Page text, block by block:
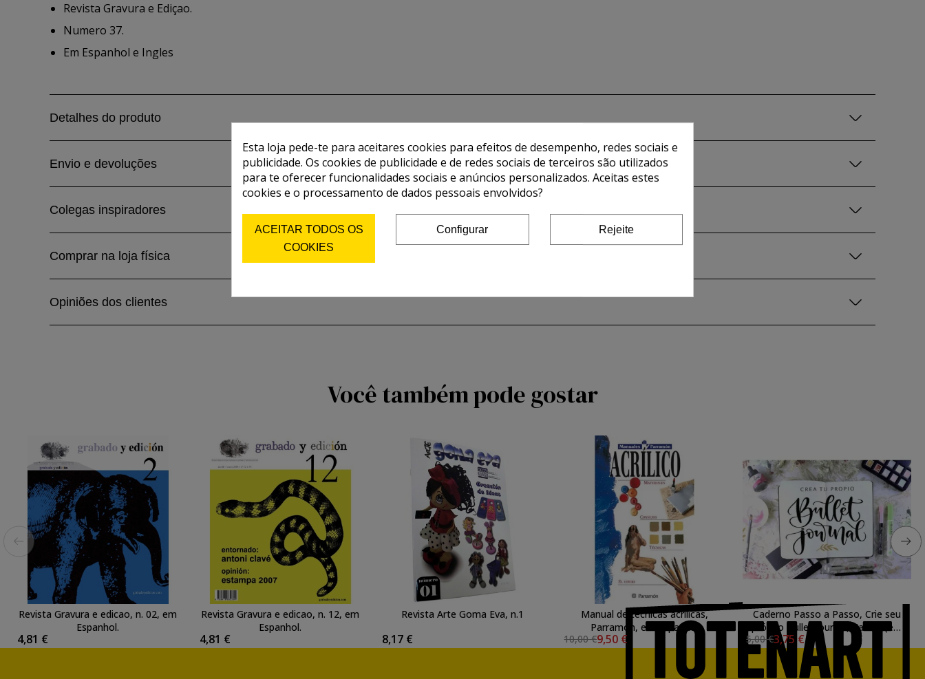
Revista Gravura e Ediçao.
Numero 37.
Em Espanhol e Ingles
Detalhes do produto
Envio e devoluções
Colegas inspiradores
Comprar na loja física
Opiniões dos clientes
Você também pode gostar
Revista Gravura e edicao, n. 02, em
Espanhol.
4,81 €
Revista Gravura e edicao, n. 12, em
Espanhol.
4,81 €
Revista Arte Goma Eva, n.1
8,17 €
Manual de técnicas acrílicas,
Parramon, em Espanhol
10,00 €9,50 €
Caderno Passo a Passo, Crie seu
próprio Bullet Journal, Talens (em
espanhol)
5,00 €3,75 €
Esta loja pede-te para aceitares cookies para efeitos de desempenho, redes sociais e
publicidade. Os cookies de publicidade e de redes sociais de terceiros são utilizados
para te oferecer funcionalidades sociais e anúncios personalizados. Aceitas estes
cookies e o processamento de dados pessoais envolvidos?
ACEITAR TODOS OS
COOKIES
Configurar Rejeite